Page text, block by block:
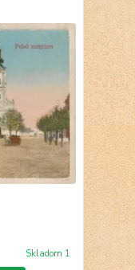
Skladom 1